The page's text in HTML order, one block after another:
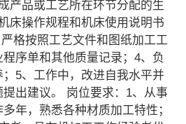
产品或工艺所在环节分配的生
床操作规程和机床使用说明书
格按照工艺文件和图纸加工工
序单和其他质量记录；4、负
5、工作中，改进自我水平并
提出建议。 岗位要求：1、从事
年，熟悉各种材质加工特性；